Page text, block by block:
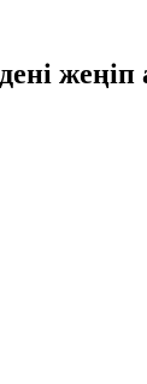
жеңіп